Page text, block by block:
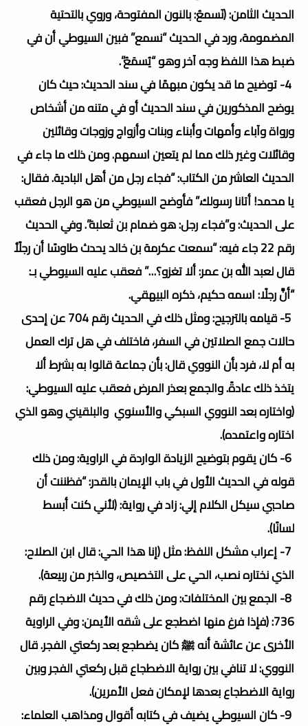
الحديث الثامن: (نَسمعُ: بالنون المفتوحة، وروي بالتحتية
المضمومة، ورد في الحديث “نسمع” فبين السيوطي أن في
ضبط هذا اللفظ وجه آخر وهو “يُسمَعُ”.
4- توضيح ما قد يكون مبهمًا في سند الحديث: حيث كان
يوضح المذكورين في سند الحديث أو في متنه من أشخاص
ورواة وآباء وأمهات وأبناء وبنات وأزواج وزوجات وقائلين
وقائلات وغير ذلك مما لم يتعين اسمهم. ومن ذلك ما جاء في
الحديث العاشر من الكتاب: “فجاء رجل من أهل البادية. فقال:
يا محمد! أتانا رسولك.” فأوضح السيوطي من هو الرجل فعقب
على الحديث: و”فجاء رجل: هو ضمام بن ثعلبة”. وفي الحديث
رقم 22 جاء فيه: “سمعت عكرمة بن خالد يحدث طاوسًا أن رجلًأ
قال لعبد الله بن عمر: ألا تغزو؟…” فعقب عليه السيوطي بـ:
“أنَّ رجلًا: اسمه حكيم، ذكره البيهقي.
5- قيامه بالترجيح: ومثل ذلك في الحديث رقم 704 عن إحدى
حالات جمع الصلاتين في السفر، فاختلف في هل ترك العمل
به أم لا، فرد بأن النووي قال: بأن جماعة قالوا به بشرط ألا
يتخذ ذلك عادةً. والجمع بعذر المرض فعقب عليه السيوطي:
(واختاره بعد النووي السبكي والأسنوي والبلقيني وهو الذي
اختاره واعتمده).
6- كان يقوم بتوضيح الزيادة الواردة في الراوية: ومن ذلك
قوله في الحديث الأول في باب الإيمان بالقدر: “فظننت أن
صاحبي سيكل الكلام إلي: زاد في رواية: (لأني كنت أبسط
لسانًا).
7- إعراب مشكل اللفظ: مثل (إنا هذا الحي: قال ابن الصلاح:
الذي نختاره نصب، الحي على التخصيص، والخبر من ربيعة).
8- الجمع بين المختلفات: ومن ذلك في حديث الاضجاع رقم
736: (فإذا فرغ منها اضطجع على شقه الأيمن: وفي الراوية
الأخرى عن عائشة أنه ﷺ كان يضطجع بعد ركعتي الفجر. قال
النووي: لا تنافي بين رواية الاضطجاع قبل ركعتي الفجر وبين
رواية الاضطجاع بعدها لإمكان فعل الأمرين).